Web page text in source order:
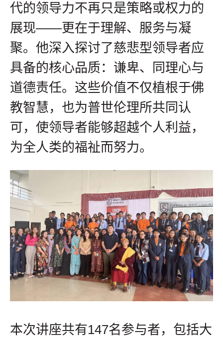
代的领导力不再只是策略或权力的
展现——更在于理解、服务与凝
聚。他深入探讨了慈悲型领导者应
具备的核心品质：谦卑、同理心与
道德责任。这些价值不仅植根于佛
教智慧，也为普世伦理所共同认
可，使领导者能够超越个人利益，
为全人类的福祉而努力。
本次讲座共有147名参与者，包括大